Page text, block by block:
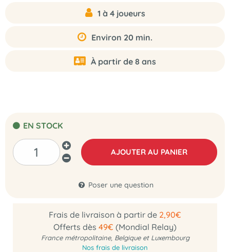
1 à 4 joueurs
Environ 20 min.
À partir de 8 ans
EN STOCK
AJOUTER AU PANIER
Poser une question
Frais de livraison à partir de 2,90€
Offerts dès 49€ (Mondial Relay)
France métropolitaine, Belgique et Luxembourg
Nos frais de livraison